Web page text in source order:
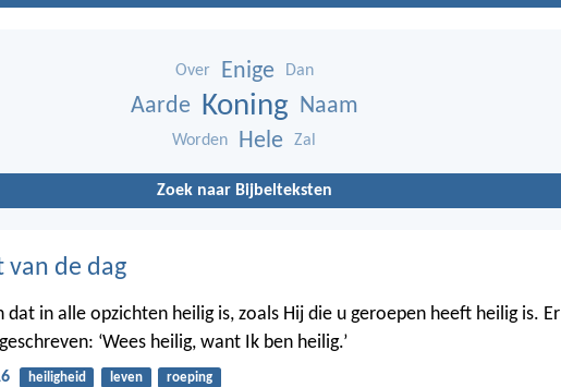
Over Enige Dan
Aarde Koning Naam
Worden Hele Zal
Zoek naar Bijbelteksten
van de dag
dat in alle opzichten heilig is, zoals Hij die u geroepen heeft heilig is. Er
‘Wees heilig, want Ik ben heilig.’
heiligheid leven roeping